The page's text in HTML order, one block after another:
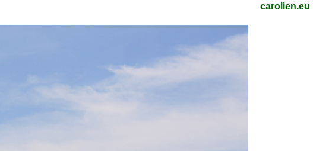
carolien.eu